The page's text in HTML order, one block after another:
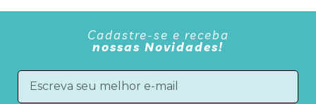
Cadastre-se e receba
nossas Novidades!